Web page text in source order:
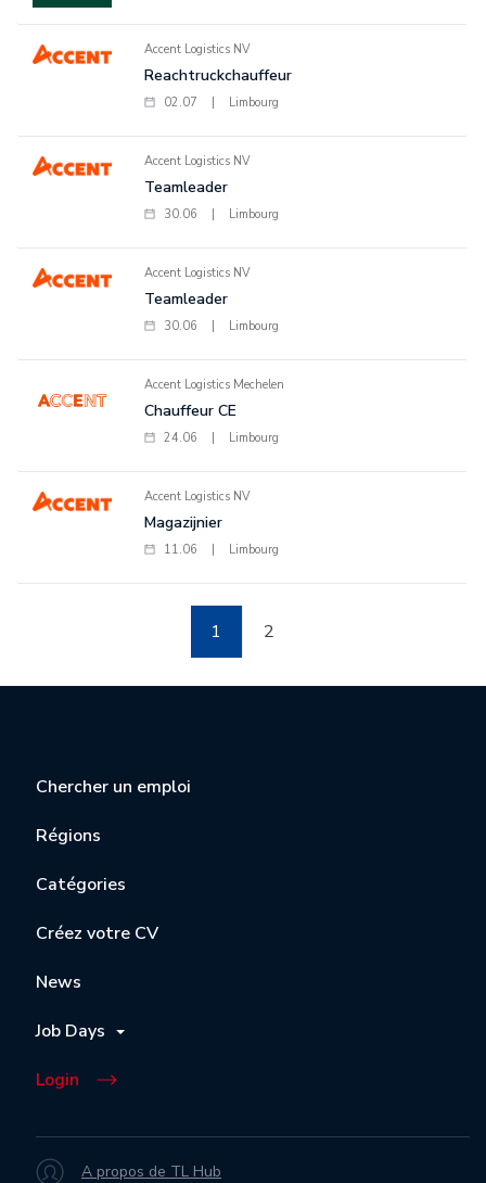
Accent Logistics NV
Reachtruckchauffeur
02.07 Limbourg
Accent Logistics NV
Teamleader
30.06 Limbourg
Accent Logistics NV
Teamleader
30.06 Limbourg
Accent Logistics Mechelen
Chauffeur CE
24.06 Limbourg
Accent Logistics NV
Magazijnier
11.06 Limbourg
1 2
Chercher un emploi
Régions
Catégories
Créez votre CV
News
Job Days
Login
A propos de TL Hub